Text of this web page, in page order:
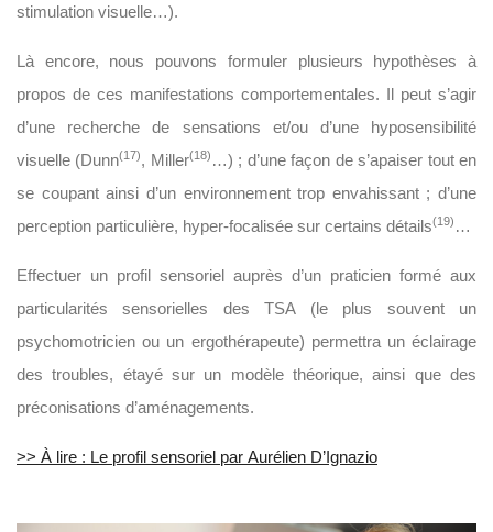
stimulation visuelle…).
Là encore, nous pouvons formuler plusieurs hypothèses à
propos de ces manifestations comportementales. Il peut s’agir
d’une recherche de sensations et/ou d’une hyposensibilité
visuelle (Dunn(17), Miller(18) …) ; d’une façon de s’apaiser tout en
se coupant ainsi d’un environnement trop envahissant ; d’une
perception particulière, hyper-focalisée sur certains détails(19) …
Effectuer un profil sensoriel auprès d’un praticien formé aux
particularités sensorielles des TSA (le plus souvent un
psychomotricien ou un ergothérapeute) permettra un éclairage
des troubles, étayé sur un modèle théorique, ainsi que des
préconisations d’aménagements.
>> À lire : Le profil sensoriel par Aurélien D’Ignazio